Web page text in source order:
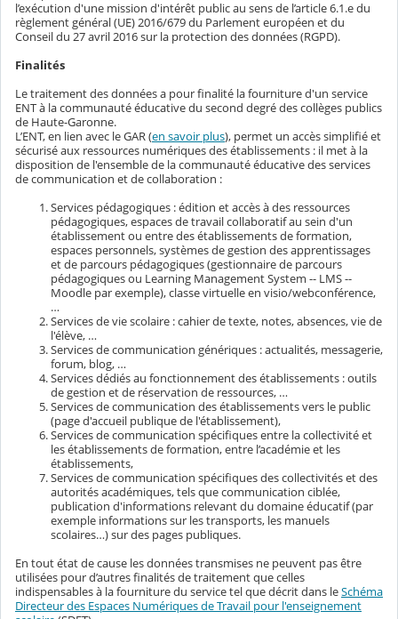
l’exécution d'une mission d'intérêt public au sens de l’article 6.1.e du
règlement général (UE) 2016/679 du Parlement européen et du
Conseil du 27 avril 2016 sur la protection des données (RGPD).
Finalités
Le traitement des données a pour finalité la fourniture d'un service
ENT à la communauté éducative du second degré des collèges publics
de Haute-Garonne.
L’ENT, en lien avec le GAR (en savoir plus), permet un accès simplifié et
sécurisé aux ressources numériques des établissements : il met à la
disposition de l'ensemble de la communauté éducative des services
de communication et de collaboration :
Services pédagogiques : édition et accès à des ressources
pédagogiques, espaces de travail collaboratif au sein d'un
établissement ou entre des établissements de formation,
espaces personnels, systèmes de gestion des apprentissages
et de parcours pédagogiques (gestionnaire de parcours
pédagogiques ou Learning Management System -- LMS --
Moodle par exemple), classe virtuelle en visio/webconférence,
…
Services de vie scolaire : cahier de texte, notes, absences, vie de
l'élève, …
Services de communication génériques : actualités, messagerie,
forum, blog, …
Services dédiés au fonctionnement des établissements : outils
de gestion et de réservation de ressources, …
Services de communication des établissements vers le public
(page d'accueil publique de l'établissement),
Services de communication spécifiques entre la collectivité et
les établissements de formation, entre l’académie et les
établissements,
Services de communication spécifiques des collectivités et des
autorités académiques, tels que communication ciblée,
publication d'informations relevant du domaine éducatif (par
exemple informations sur les transports, les manuels
scolaires…) sur des pages publiques.
En tout état de cause les données transmises ne peuvent pas être
utilisées pour d’autres finalités de traitement que celles
indispensables à la fourniture du service tel que décrit dans leSchéma
Directeur des Espaces Numériques de Travail pour l'enseignement